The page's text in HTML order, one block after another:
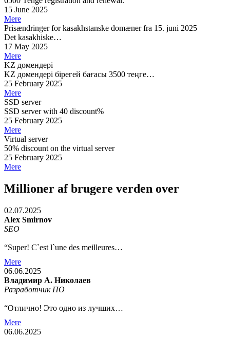
15 June 2025
Mere
Prisændringer for kasakhstanske domæner fra 15. juni 2025
Det kasakhiske…
17 May 2025
Mere
KZ домендері
KZ домендері бірегей бағасы 3500 теңге…
25 February 2025
Mere
SSD server
SSD server with 40 discount%
25 February 2025
Mere
Virtual server
50% discount on the virtual server
25 February 2025
Mere
Millioner af brugere verden over
02.07.2025
Alex Smirnov
SEO
“Super! C`est l`une des meilleures…
Mere
06.06.2025
Владимир А. Николаев
Разработчик ПО
“Отлично! Это одно из лучших…
Mere
06.06.2025